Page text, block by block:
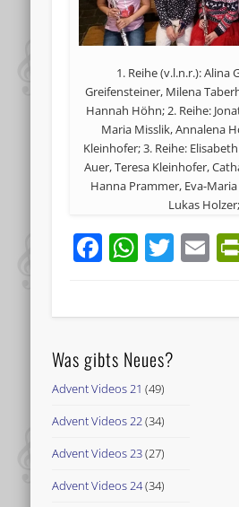
1. Reihe (v.l.n.r.): Alina
Greifensteiner, Milena
Hannah Höhn; 2. Reihe:
Maria Misslik, Annalena
Kleinhofer; 3. Reihe:
Auer, Teresa Kleinhofer,
Hanna Prammer, Eva-Maria
Lukas Holzer;
Facebook
Was gibts Neues?
Advent Videos 21 (49)
Advent Videos 22(34)
Advent Videos 23(27)
Advent Videos 24(34)